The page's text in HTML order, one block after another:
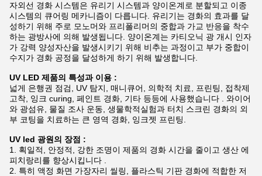
자외선 경화 시스템은 유리기 시스템과 양이온계로 분할되고 이종
시스템의 큐어링 메카니즘이 다릅니다. 유리기는 경화의 효과를 달
성하기 위해 주로 모노머와 프리폴리머의 중합과 가교 반응을 착수
하는 광방사에 의해 발생됩니다. 양이온계는 카티오닉 광 개시 인자
가 강력 양성자산을 발생시키기 위해 비추는 과정이고 부가 중합이
수지가 경화 공정을 달성하게 하기 위해 발생합니다.
UV LED 제품의 특성과 이용 :
넓게 은행권 점검, UV 탐지, 매니큐어, 의학적 치료, 프린팅, 접착제
고착, 잉크 curing, 페인트 경화, 기타 등등에 사용했습니다 . 와이어
와 광섬유, 물질 조사 운동, 생물학적실험과 터치 스크린 경화의 외
부 코팅을 치료하는 큰 영역 경화, 잉크젯 프린팅.
UV led 광원의 장점 :
1. 획일적, 안정적, 강한 조명이 제품의 경화 시간을 줄이고 생산 에
피치랑리를 향상시킵니다 .
2. 특히 액정 화면 가장자리 씰링, 플라스틱 기판 경화에 적합한 저